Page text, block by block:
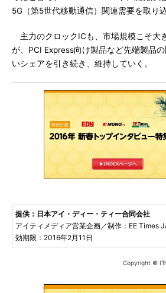
5G（第5世代移動通信）関連需要を取り
主力のクロックICも、市場規模こそ大
が、PCI Express向け製品など先端製品
いシェアを引き続き、維持していく。
提供：日本アイ・ディー・ティー合同会社
アイティメディア営業企画／制作：EE Times
効期限：2016年2月11日
Copyright ©